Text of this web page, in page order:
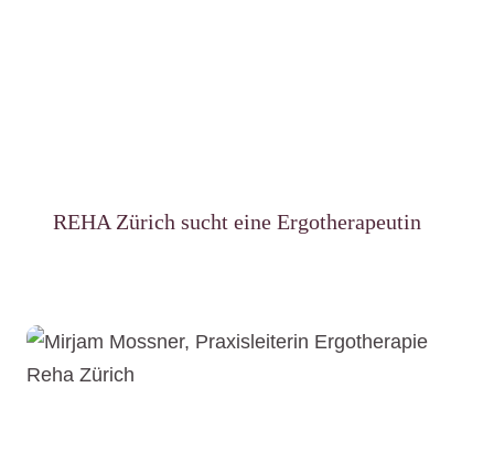
REHA Zürich sucht eine Ergotherapeutin